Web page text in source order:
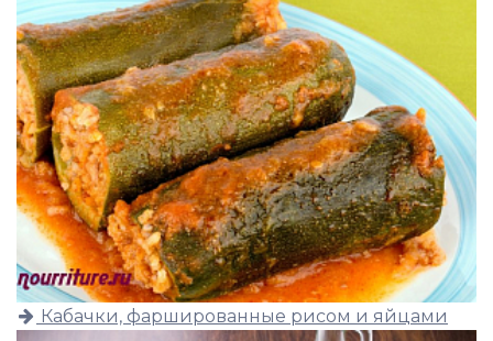
Кабачки, фаршированные рисом и яйцами